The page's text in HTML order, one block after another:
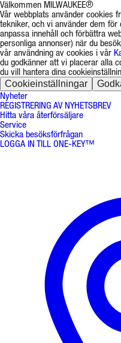
Välkommen MILWAUKEE®
Vår webbplats använder cookies
tekniker, och vi använder dem
anpassa innehåll och förbättra
personliga annonser) när du
vår användning av cookies i vår
du godkänner att vi placerar alla
du vill hantera dina
Cookieinställningar
Nyheter
REGISTRERING AV NYHETSBREV
Hitta våra återförsäljare
Service
Skicka besöksförfrågan
LOGGA IN TILL ONE-KEY™